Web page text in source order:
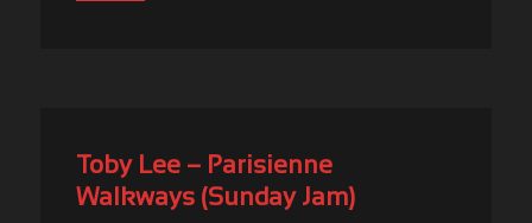
Toby Lee – Parisienne
Walkways (Sunday Jam)